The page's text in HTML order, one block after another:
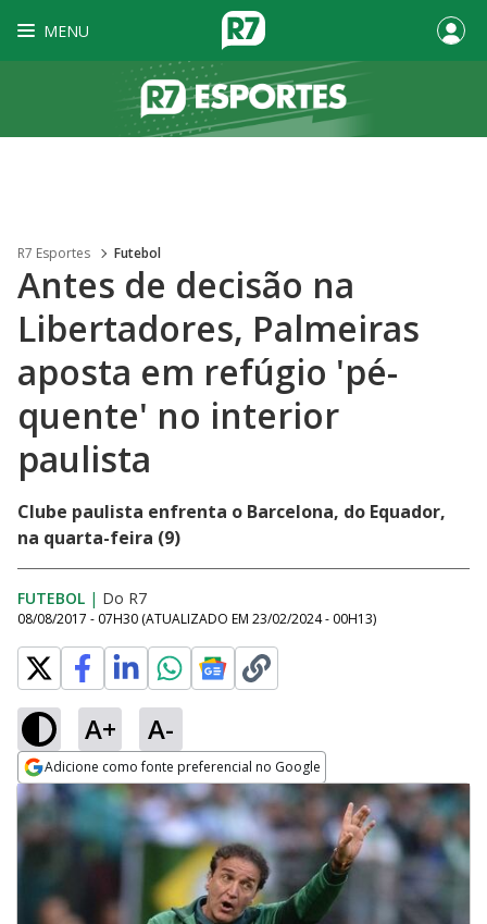
MENU
R7 Esportes Futebol
Antes de decisão na
Libertadores, Palmeiras
aposta em refúgio 'pé-
quente' no interior
paulista
Clube paulista enfrenta o Barcelona, do Equador,
na quarta-feira (9)
FUTEBOL | Do R7
08/08/2017 - 07H30 (ATUALIZADO EM 23/02/2024 - 00H13)
A+ A-
Adicione como fonte preferencial no Google
Opens in new window